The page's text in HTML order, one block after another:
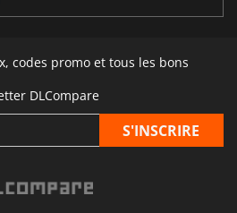
codes promo et tous les bons
DLCompare